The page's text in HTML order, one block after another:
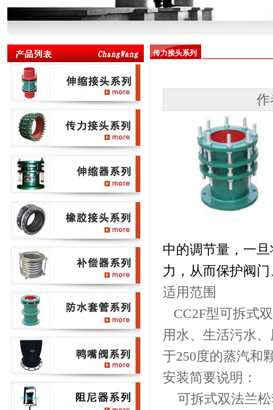
传力接头系列
中的调节量，一
力，从而保护阀
适用范围
CC2F型可拆式
用水、生活污水
于250度的蒸汽和
安装简要说明：
可拆式双法兰松